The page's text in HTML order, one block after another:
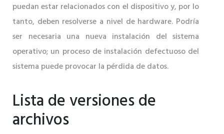
puedan estar relacionados con el dispositivo y, por lo
tanto, deben resolverse a nivel de hardware. Podría
ser necesaria una nueva instalación del sistema
operativo; un proceso de instalación defectuoso del
sistema puede provocar la pérdida de datos.
Lista de versiones de
archivos